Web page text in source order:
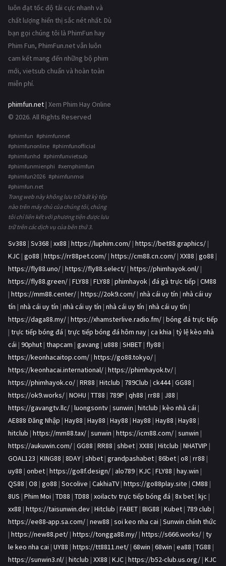
luôn đạt tốc độ tải cực nhanh và
chất lượng hiển thị sắc nét nhất. Dù
bạn gọi chúng tôi là PhimFun hay
Phim Fun, PhimFun.net vẫn luôn
cam kết mang đến những bộ phim
mới, vietsub chuẩn và hoàn toàn
miễn phí.
phimfun.net | Xem Phim Hay Online
© 2026. All Rights Reserved
#phimfun #phimfunnet
#phimfunonline #phimfunofficial
#phimfunhd #phimfunvietsub
#phimfunmienphi #xemphimfun
#phimfun2026 #phimfunmoi
#phimfun.net
Trang web này không lưu trữ bất kỳ tệp
nào trên máy chủ của chúng tôi, chúng
tôi chỉ liên kết với phương tiện được lưu
trữ trên các dịch vụ của bên thứ 3.
Sv388 | Sv368 | xx88 | https://luphim.com/ | https://bet88.graphics/ |
KJC | go88 | https://rr88pet.com/ | https://cm88.cn.com/ | XX88 | go88 |
https://fly88.uno/ | https://fly88.select/ | https://phimhayok.onl/ |
https://fly88.green/ | FLY88 | FLY88 | phimhayok | đá gà trực tiếp | CM88
| https://mm88.center/ | https://2ok9.com/ | nhà cái uy tín | nhà cái uy
tín | nhà cái uy tín | nhà cái uy tín | nhà cái uy tín | nhà cái uy tín |
https://daga88.my/ | https://xhamsterlive.radio.fm/ | bóng đá trực tiếp
| trực tiếp bóng đá | trực tiếp bóng đá hôm nay | ca khia | tỷ lệ kèo nhà
cái | 90phut | thapcam | gavang | u888 | SHBET | fly88 |
https://keonhacaitop.com/ | https://go88.tokyo/ |
https://keonhacai.international/ | https://phimhayok.tv/ |
https://phimhayok.co/ | RR88 | Hitclub | 789Club | ck444| GG88 |
https://ok9.works/ | NOHU | TT88 | 789P | qh88 | rr88 | J88 |
https://gavangtv.llc/ | luongsontv | sunwin | hitclub | kèo nhà cái |
AE888 Đăng Nhập | Hay88 | Hay88 | Hay88 | Hay88 | Hay88 | Hay88 |
hitclub | https://mm88.tax/ | sunwin | https://icm88.com/ | sunwin |
https://aukuwin.com/ | GG88 | RR88 | shbet | XX88 | Hitclub | NHATVIP |
GOAL123 | KING88 | 8DAY | shbet | grandpashabet | 86bet | o8 | rr88 |
uy88 | onbet | https://go8f.design/ | alo789 | KJC | FLY88 | hay.win |
QS88 | O8 | go88 | Socolive | CakhiaTV | https://go88play.site | CM88 |
8US | Phim Moi | TD88 | TD88 | xoilactv trực tiếp bóng đá | 8x bet | kjc |
xx88 | https://taisunwin.dev | Hitclub | FABET | BIG88 | Kubet | 789 club |
https://ee88-app.sa.com/ | new88 | soi keo nha cai | Sunwin chính thức
| https://new88.pet/ | https://tongga88.my/ | https://s666.works/ | ty
le keo nha cai | UY88 | https://tt8811.net/ | 68win | 68win | ea88 | TG88 |
https://sunwin3.nl/ | hitclub | XX88 | KJC | https://b52-club.us.org/ | KJC